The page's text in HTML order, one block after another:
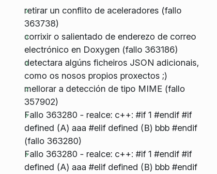
retirar un conflito de aceleradores (fallo
363738)
corrixir o salientado de enderezo de correo
electrónico en Doxygen (fallo 363186)
detectara algúns ficheiros JSON adicionais,
como os nosos propios proxectos ;)
mellorar a detección de tipo MIME (fallo
357902)
Fallo 363280 - realce: c++: #if 1 #endif #if
defined (A) aaa #elif defined (B) bbb #endif
(fallo 363280)
Fallo 363280 - realce: c++: #if 1 #endif #if
defined (A) aaa #elif defined (B) bbb #endif